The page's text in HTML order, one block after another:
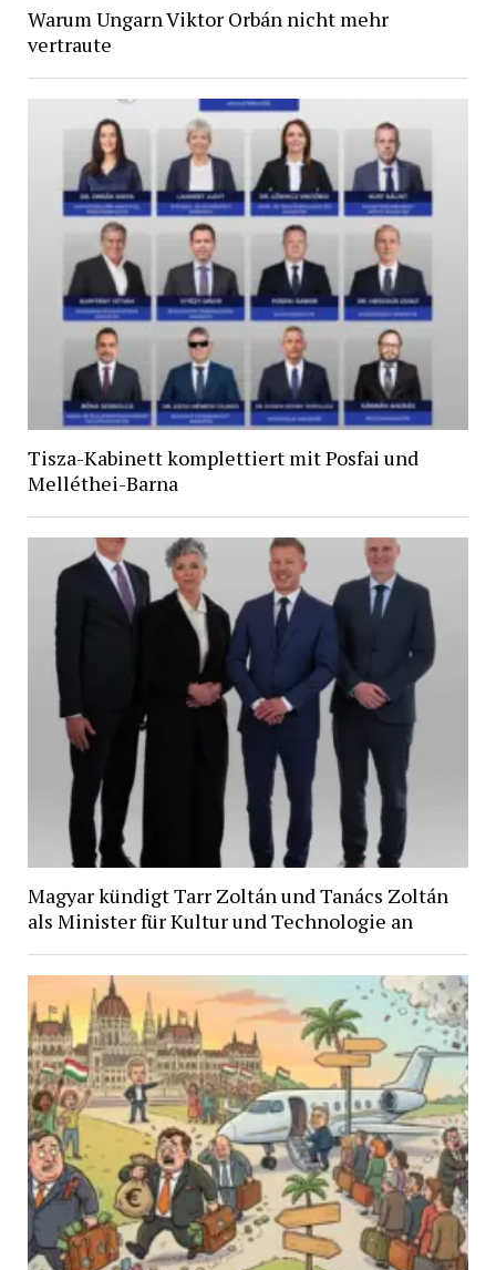
Warum Ungarn Viktor Orbán nicht mehr
vertraute
Tisza-Kabinett komplettiert mit Posfai und
Melléthei-Barna
Magyar kündigt Tarr Zoltán und Tanács Zoltán
als Minister für Kultur und Technologie an